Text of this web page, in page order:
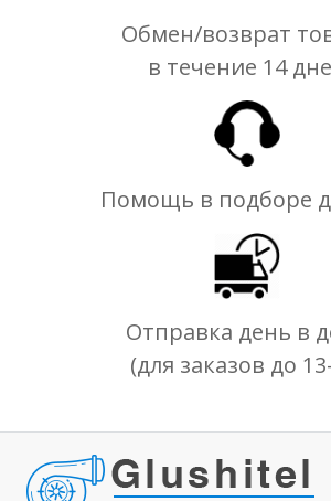
Обмен/возврат
в течение 14
Помощь в подборе
Отправка день в
(для заказов до